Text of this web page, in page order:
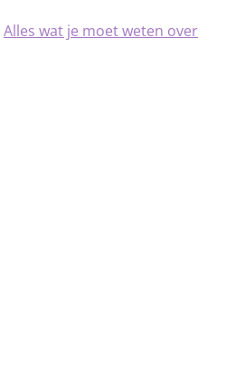
Alles wat je moet weten over